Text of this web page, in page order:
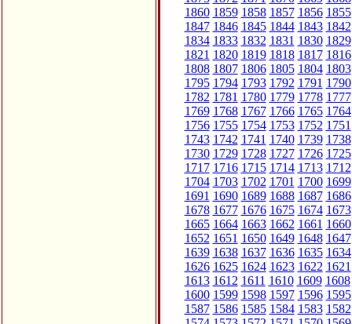
1860 1859 1858 1857 1856 1855
1847 1846 1845 1844 1843 1842
1834 1833 1832 1831 1830 1829
1821 1820 1819 1818 1817 1816
1808 1807 1806 1805 1804 1803
1795 1794 1793 1792 1791 1790
1782 1781 1780 1779 1778 1777
1769 1768 1767 1766 1765 1764
1756 1755 1754 1753 1752 1751
1743 1742 1741 1740 1739 1738
1730 1729 1728 1727 1726 1725
1717 1716 1715 1714 1713 1712
1704 1703 1702 1701 1700 1699
1691 1690 1689 1688 1687 1686
1678 1677 1676 1675 1674 1673
1665 1664 1663 1662 1661 1660
1652 1651 1650 1649 1648 1647
1639 1638 1637 1636 1635 1634
1626 1625 1624 1623 1622 1621
1613 1612 1611 1610 1609 1608
1600 1599 1598 1597 1596 1595
1587 1586 1585 1584 1583 1582